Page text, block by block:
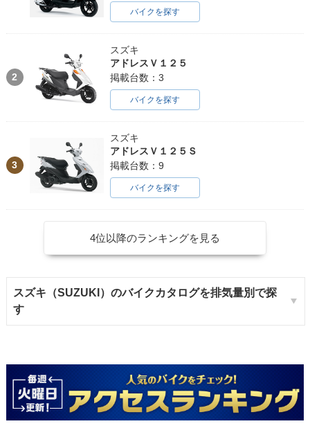
バイクを探す
2
スズキ
アドレスＶ１２５
掲載台数：3
バイクを探す
3
スズキ
アドレスＶ１２５Ｓ
掲載台数：9
バイクを探す
4位以降のランキングを見る
スズキ（SUZUKI）のバイクカタログを排気量別で探
す